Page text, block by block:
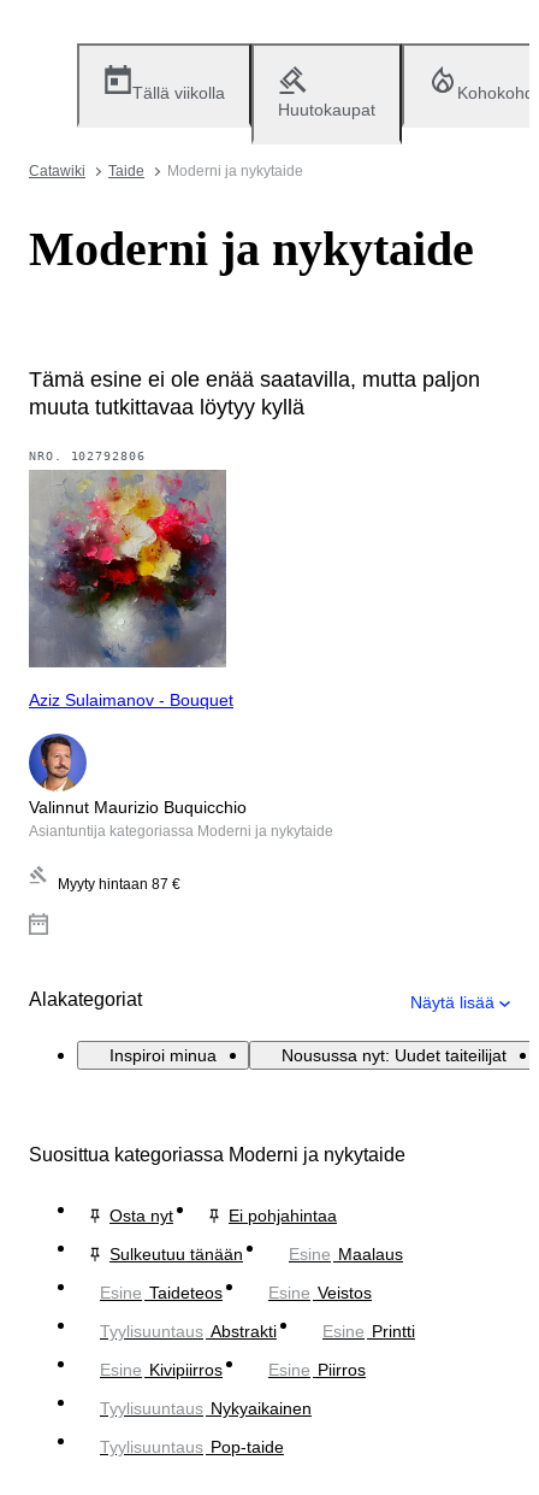
Tällä viikolla
Huutokaupat
Catawiki Taide Moderni ja nykytaide
Moderni ja nykytaide
Tämä esine ei ole enää saatavilla, mutta paljon
muuta tutkittavaa löytyy kyllä
NRO. 102792806
Aziz Sulaimanov - Bouquet
Valinnut Maurizio Buquicchio
Asiantuntija kategoriassa Moderni ja nykytaide
Myyty hintaan 87 €
Alakategoriat Näytä lisää
Inspiroi minua Nousussa nyt: Uudet taiteilijat
Suosittua kategoriassa Moderni ja nykytaide
Osta nyt
Ei pohjahintaa
Sulkeutuu tänään
Esine Maalaus
Esine Taideteos Esine Veistos
Tyylisuuntaus Abstrakti Esine Printti
Esine Kivipiirros Esine Piirros
Tyylisuuntaus Nykyaikainen
Tyylisuuntaus Pop-taide